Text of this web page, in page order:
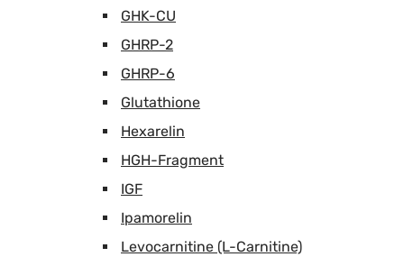
GHK-CU
GHRP-2
GHRP-6
Glutathione
Hexarelin
HGH-Fragment
IGF
Ipamorelin
Levocarnitine (L-Carnitine)